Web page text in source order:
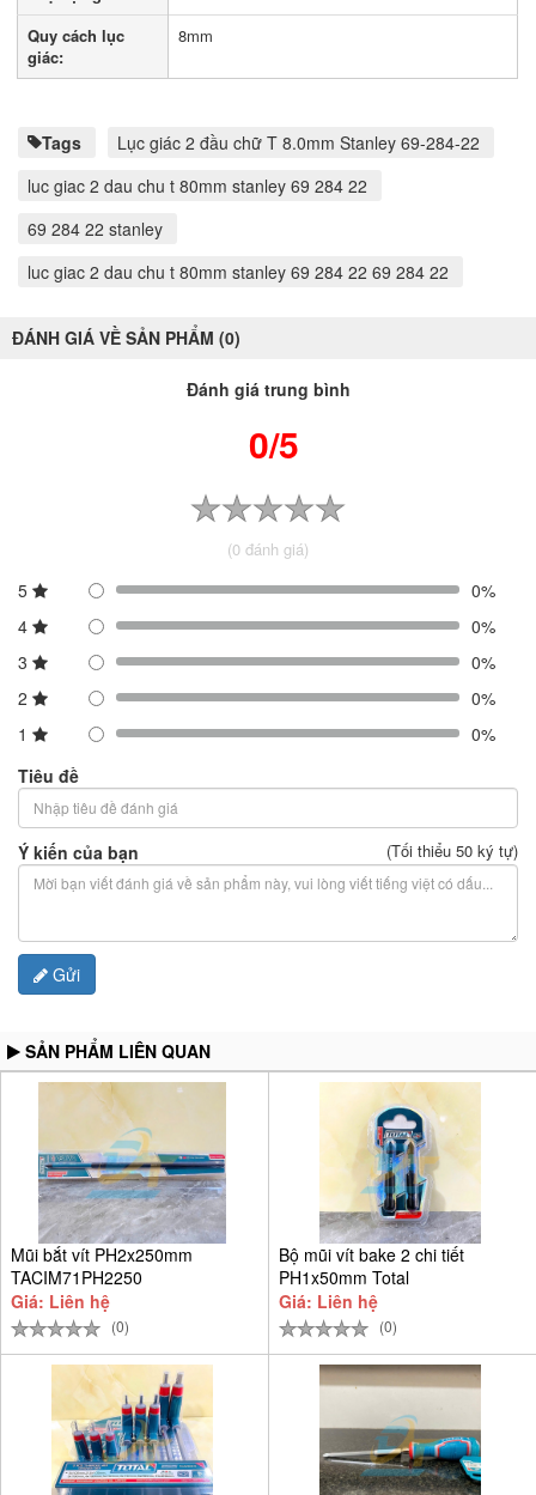
Quy cách lục
giác:
8mm
Tags
Lục giác 2 đầu chữ T 8.0mm Stanley 69-284-22
luc giac 2 dau chu t 80mm stanley 69 284 22
69 284 22 stanley
luc giac 2 dau chu t 80mm stanley 69 284 22 69 284 22
ĐÁNH GIÁ VỀ SẢN PHẨM (0)
Đánh giá trung bình
0/5
(0 đánh giá)
5
0%
4
0%
3
0%
2
0%
1
0%
Tiêu đề
Ý kiến của bạn (Tối thiểu 50 ký tự)
Gửi
SẢN PHẨM LIÊN QUAN
Mũi bắt vít PH2x250mm
TACIM71PH2250
Giá: Liên hệ
(0)
Bộ mũi vít bake 2 chi tiết
PH1x50mm Total
TACIM71PH150
Giá: Liên hệ
(0)